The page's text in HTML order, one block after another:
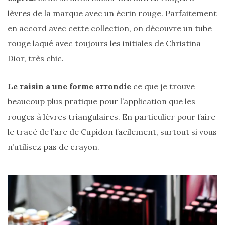
belles
marques
de
sacs
vegan
:
7
lèvres de la marque avec un écrin rouge. Parfaitement
en accord avec cette collection, on découvre un tube
rouge laqué avec toujours les initiales de Christina
Dior, très chic.
Le raisin a une forme arrondie ce que je trouve
beaucoup plus pratique pour l’application que les
rouges à lèvres triangulaires. En particulier pour faire
le tracé de l’arc de Cupidon facilement, surtout si vous
n’utilisez pas de crayon.